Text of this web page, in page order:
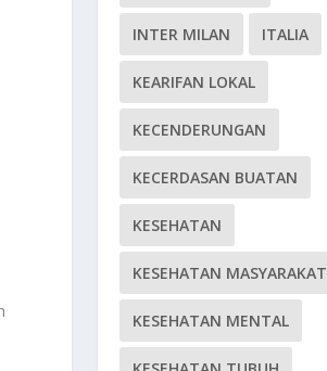
INTER MILAN ITALIA
KEARIFAN LOKAL
KECENDERUNGAN
KECERDASAN BUATAN
KESEHATAN
KESEHATAN MASYARAKAT
KESEHATAN MENTAL